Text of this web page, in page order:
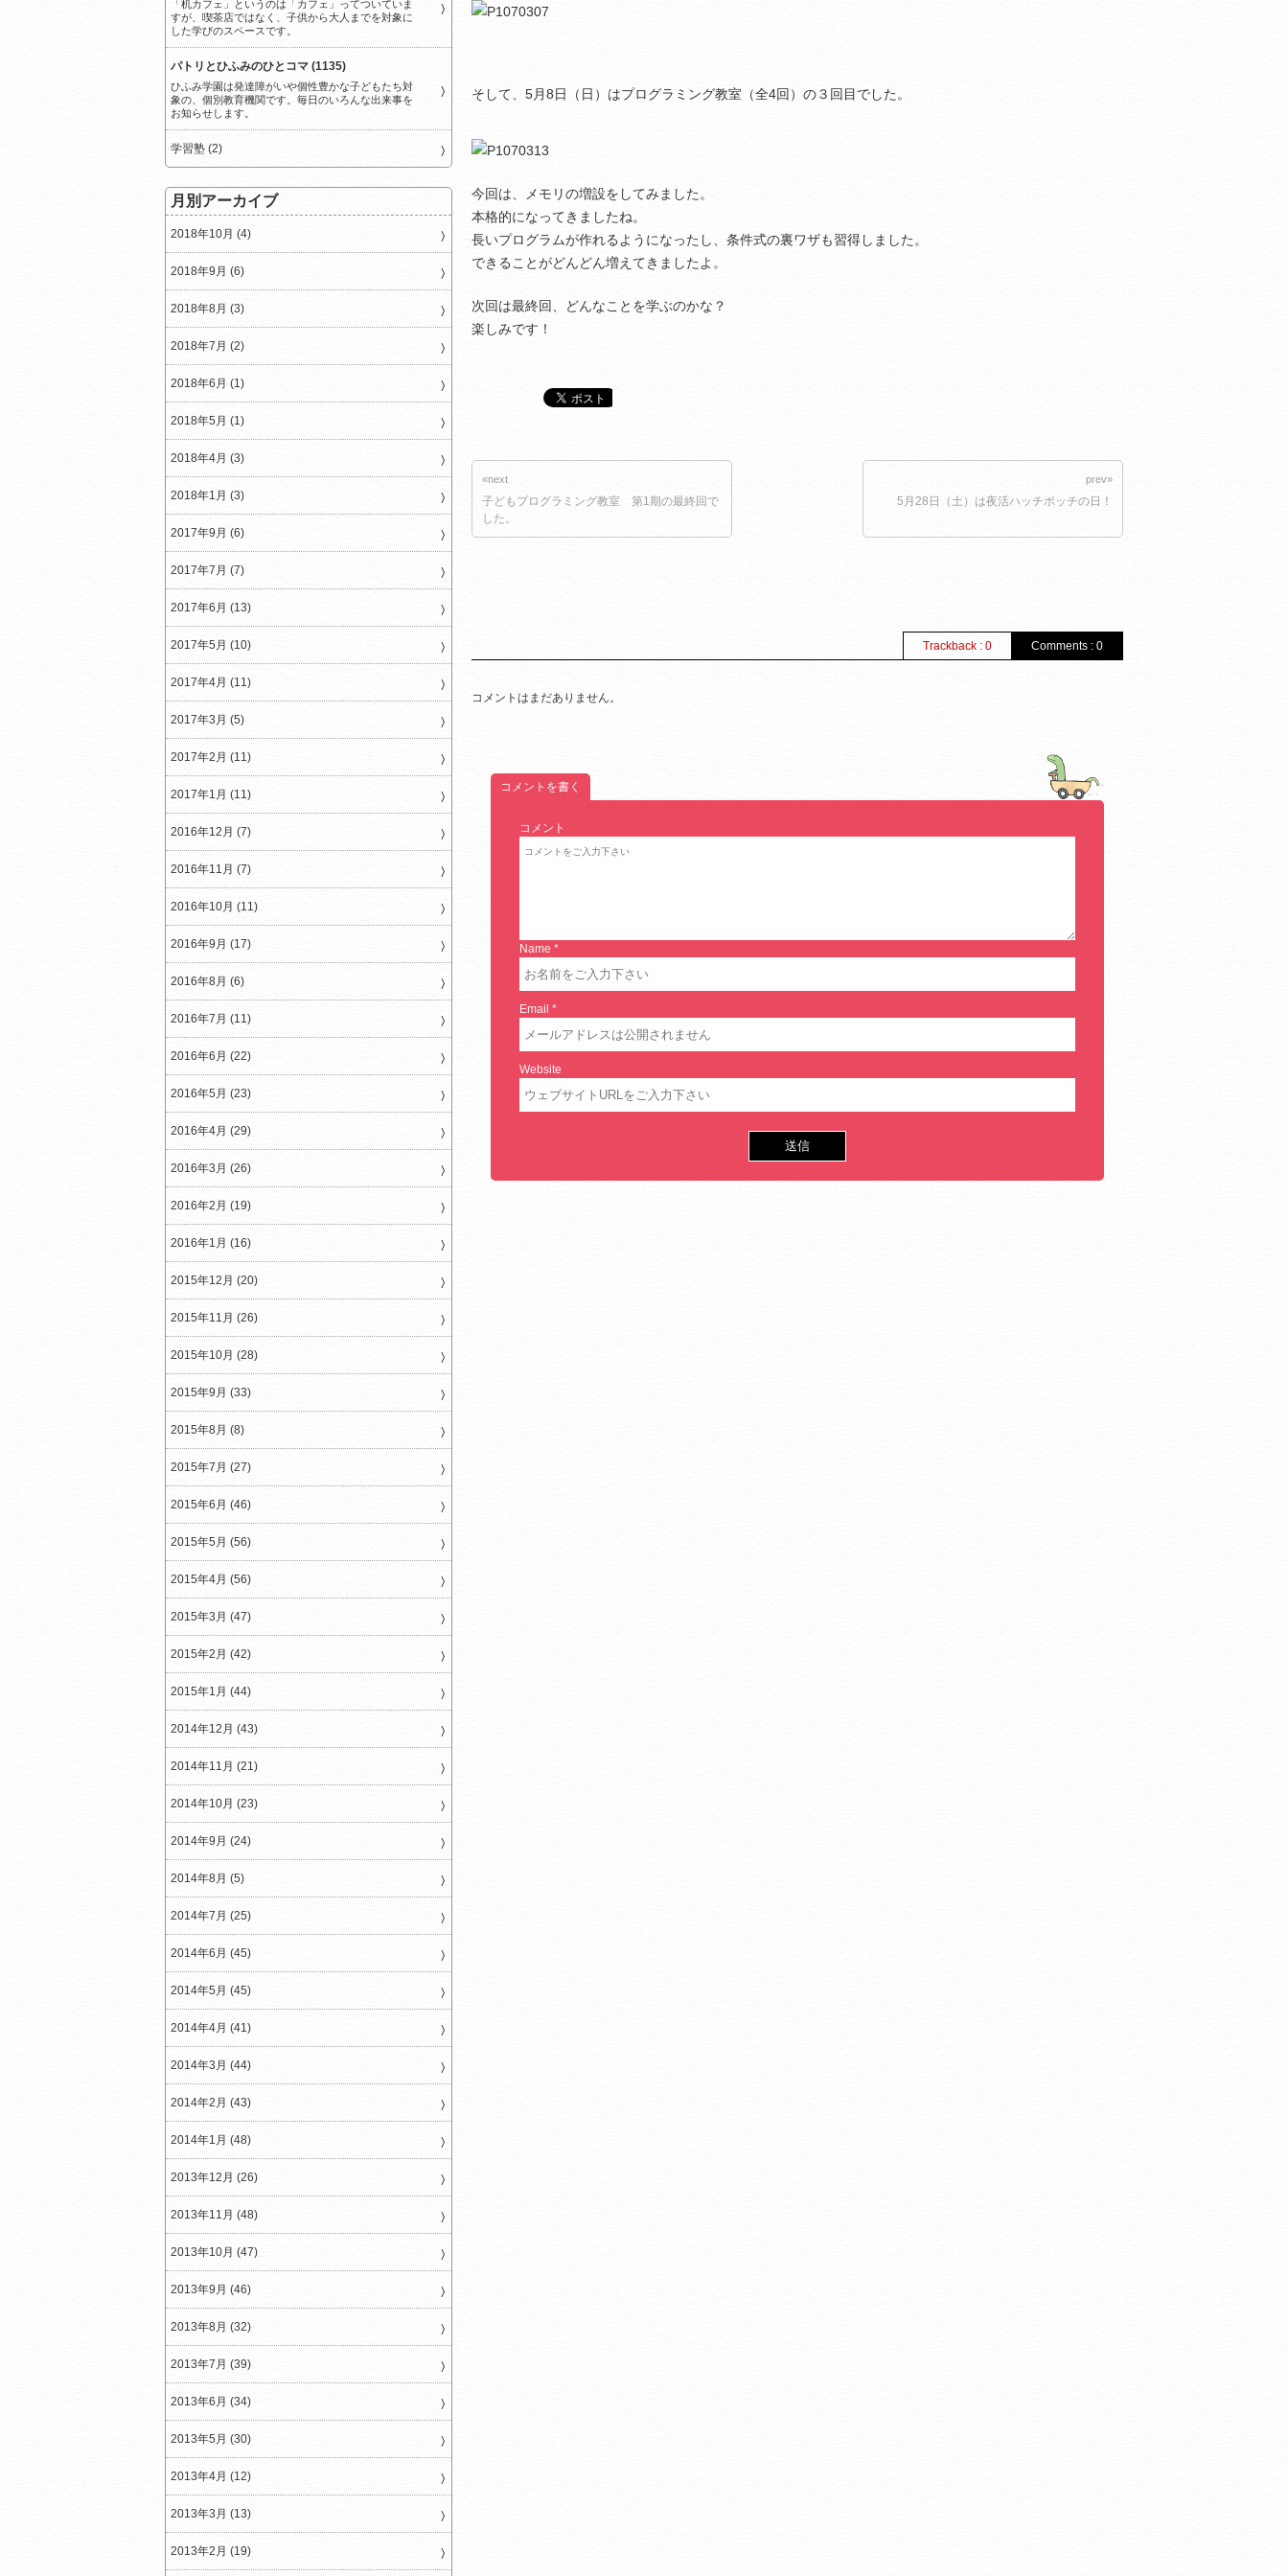
そして、5月8日（日）はプログラミング教室（全4回）の３回目でした。
今回は、メモリの増設をしてみました。
本格的になってきましたね。
長いプログラムが作れるようになったし、条件式の裏ワザも習得しました。
できることがどんどん増えてきましたよ。
次回は最終回、どんなことを学ぶのかな？
楽しみです！
«next
子どもプログラミング教室 第1期の最終回で
した。
prev»
5月28日（土）は夜活ハッチポッチの日！
Comments : 0
Trackback : 0
コメントはまだありません。
コメントを書く
コメント
Name *
Email *
Website
「机カフェ」というのは「カフェ」ってついていま
すが、喫茶店ではなく、子供から大人までを対象に
した学びのスペースです。
パトリとひふみのひとコマ (1135)
ひふみ学園は発達障がいや個性豊かな子どもたち対
象の、個別教育機関です。毎日のいろんな出来事を
お知らせします。
学習塾 (2)
月別アーカイブ
2018年10月 (4)
2018年9月 (6)
2018年8月 (3)
2018年7月 (2)
2018年6月 (1)
2018年5月 (1)
2018年4月 (3)
2018年1月 (3)
2017年9月 (6)
2017年7月 (7)
2017年6月 (13)
2017年5月 (10)
2017年4月 (11)
2017年3月 (5)
2017年2月 (11)
2017年1月 (11)
2016年12月 (7)
2016年11月 (7)
2016年10月 (11)
2016年9月 (17)
2016年8月 (6)
2016年7月 (11)
2016年6月 (22)
2016年5月 (23)
2016年4月 (29)
2016年3月 (26)
2016年2月 (19)
2016年1月 (16)
2015年12月 (20)
2015年11月 (26)
2015年10月 (28)
2015年9月 (33)
2015年8月 (8)
2015年7月 (27)
2015年6月 (46)
2015年5月 (56)
2015年4月 (56)
2015年3月 (47)
2015年2月 (42)
2015年1月 (44)
2014年12月 (43)
2014年11月 (21)
2014年10月 (23)
2014年9月 (24)
2014年8月 (5)
2014年7月 (25)
2014年6月 (45)
2014年5月 (45)
2014年4月 (41)
2014年3月 (44)
2014年2月 (43)
2014年1月 (48)
2013年12月 (26)
2013年11月 (48)
2013年10月 (47)
2013年9月 (46)
2013年8月 (32)
2013年7月 (39)
2013年6月 (34)
2013年5月 (30)
2013年4月 (12)
2013年3月 (13)
2013年2月 (19)